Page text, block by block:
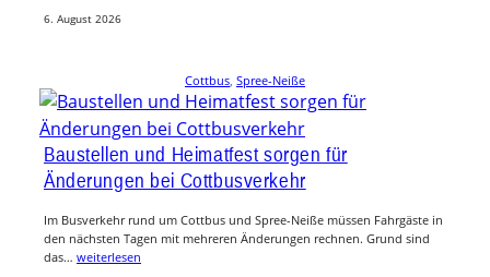
6. August 2026
Cottbus, Spree-Neiße
Baustellen und Heimatfest sorgen für
Änderungen bei Cottbusverkehr
Im Busverkehr rund um Cottbus und Spree-Neiße müssen Fahrgäste in
den nächsten Tagen mit mehreren Änderungen rechnen. Grund sind
das… weiterlesen